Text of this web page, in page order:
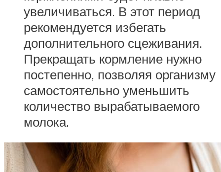
увеличиваться. В этот период
рекомендуется избегать
дополнительного сцеживания.
Прекращать кормление нужно
постепенно, позволяя организму
самостоятельно уменьшить
количество вырабатываемого
молока.